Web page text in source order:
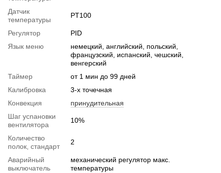
Датчик
температуры
PT100
Регулятор
PID
Язык меню
немецкий, английский, польский,
французский, испанский, чешский,
венгерский
Таймер
от 1 мин до 99 дней
Калибровка
3-х точечная
Конвекция
принудительная
Шаг уcnановки
вентилятора
10%
Количество
полок, стандарт
2
Аварийный
выключатель
механический регулятор макс.
температуры